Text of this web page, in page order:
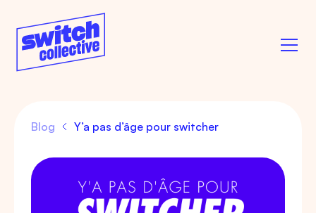
Blog Y’a pas d’âge pour switcher